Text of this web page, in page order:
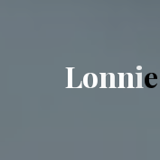
Lonnie